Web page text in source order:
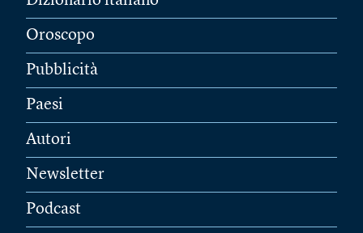
Oroscopo
Pubblicità
Paesi
Autori
Newsletter
Podcast